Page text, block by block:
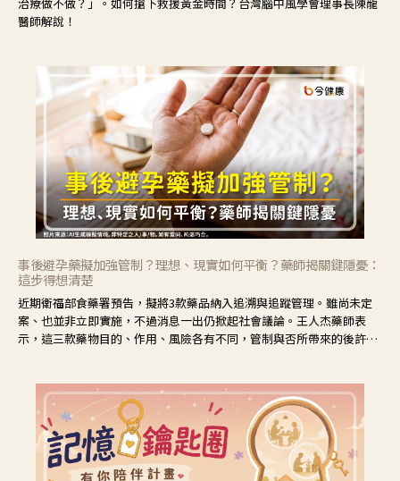
醫師解說！
事後避孕藥擬加強管制？理想、現實如何平衡？藥師揭關鍵隱憂：
這步得想清楚
近期衛福部食藥署預告，擬將3款藥品納入追溯與追蹤管理。雖尚未定
案、也並非立即實施，不過消息一出仍掀起社會議論。王人杰藥師表
示，這三款藥物目的、作用、風險各有不同，管制與否所帶來的後許影